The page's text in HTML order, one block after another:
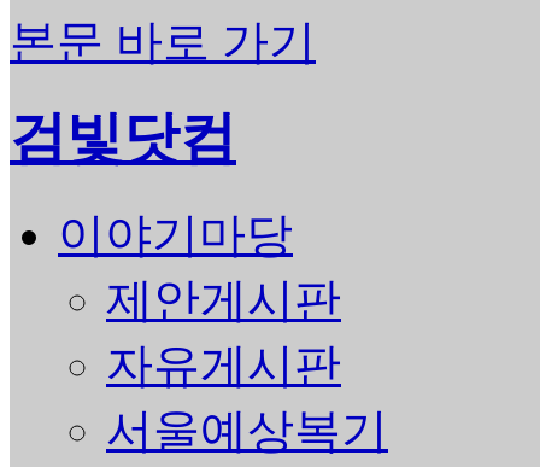
본문 바로 가기
검빛닷컴
이야기마당
제안게시판
자유게시판
서울예상복기